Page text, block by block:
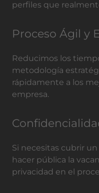
perfiles que
Proceso Ágil y
Reducimos los
metodología
rápidamente a los
empresa.
Si necesitas cubrir
hacer pública la
privacidad en el